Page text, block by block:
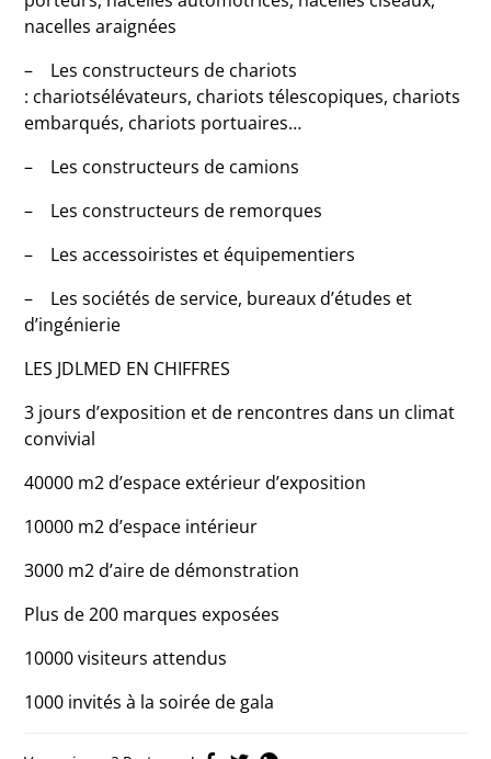
nacelles araignées
– Les constructeurs de chariots
: chariotsélévateurs, chariots télescopiques, chariots
embarqués, chariots portuaires…
– Les constructeurs de camions
– Les constructeurs de remorques
– Les accessoiristes et équipementiers
– Les sociétés de service, bureaux d’études et
d’ingénierie
LES JDLMED EN CHIFFRES
3 jours d’exposition et de rencontres dans un climat
convivial
40000 m2 d’espace extérieur d’exposition
10000 m2 d’espace intérieur
3000 m2 d’aire de démonstration
Plus de 200 marques exposées
10000 visiteurs attendus
1000 invités à la soirée de gala